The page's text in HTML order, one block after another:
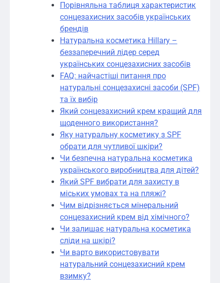
Порівняльна таблиця характеристик
сонцезахисних засобів українських
брендів
Натуральна косметика Hillary –
беззаперечний лідер серед
українських сонцезахисних засобів
FAQ: найчастіші питання про
натуральні сонцезахисні засоби (SPF)
та їх вибір
Який сонцезахисний крем кращий для
щоденного використання?
Яку натуральну косметику з SPF
обрати для чутливої шкіри?
Чи безпечна натуральна косметика
українського виробництва для дітей?
Який SPF вибрати для захисту в
міських умовах та на пляжі?
Чим відрізняється мінеральний
сонцезахисний крем від хімічного?
Чи залишає натуральна косметика
сліди на шкірі?
Чи варто використовувати
натуральний сонцезахисний крем
взимку?